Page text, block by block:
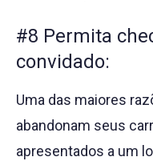
#8 Permita
convidado:
Uma das maiores
abandonam seus
apresentados a um